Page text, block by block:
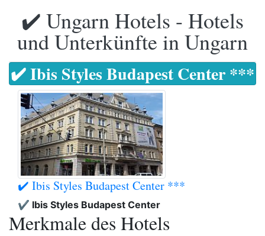
✔️ Ungarn Hotels - Hotels
und Unterkünfte in Ungarn
✔️ Ibis Styles Budapest Center ***
✔️ Ibis Styles Budapest Center ***
✔️ Ibis Styles Budapest Center
Merkmale des Hotels